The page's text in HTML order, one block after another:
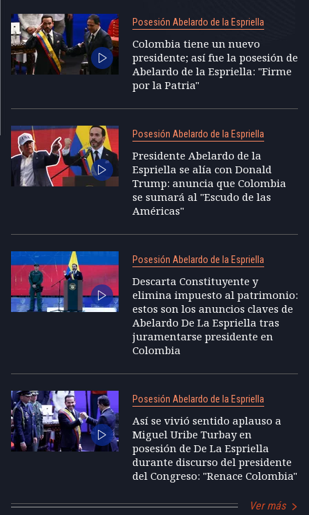
Posesión Abelardo de la Espriella
Colombia tiene un nuevo
presidente; así fue la posesión de
Abelardo de la Espriella: "Firme
por la Patria"
Posesión Abelardo de la Espriella
Presidente Abelardo de la
Espriella se alía con Donald
Trump: anuncia que Colombia
se sumará al "Escudo de las
Américas"
Posesión Abelardo de la Espriella
Descarta Constituyente y
elimina impuesto al patrimonio:
estos son los anuncios claves de
Abelardo De La Espriella tras
juramentarse presidente en
Colombia
Posesión Abelardo de la Espriella
Así se vivió sentido aplauso a
Miguel Uribe Turbay en
posesión de De La Espriella
durante discurso del presidente
del Congreso: "Renace Colombia"
Ver más